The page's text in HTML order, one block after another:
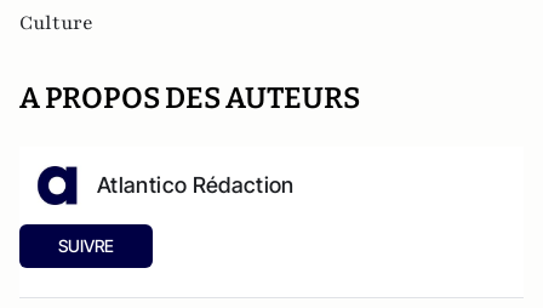
Culture
A PROPOS DES AUTEURS
Atlantico Rédaction
SUIVRE